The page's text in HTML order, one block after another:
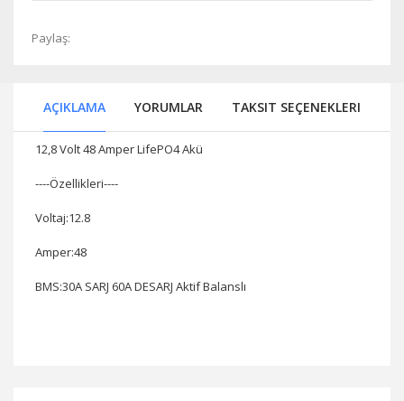
Paylaş:
AÇIKLAMA YORUMLAR TAKSIT SEÇENEKLERI
12,8 Volt 48 Amper LifePO4 Akü
----Özellikleri----
Voltaj:12.8
Amper:48
BMS:30A SARJ 60A DESARJ Aktif Balanslı